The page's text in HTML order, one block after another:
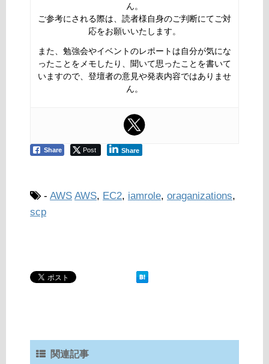
ん。
ご参考にされる際は、読者様自身のご判断にてご対
応をお願いいたします。
また、勉強会やイベントのレポートは自分が気にな
ったことをメモしたり、聞いて思ったことを書いて
いますので、登壇者の意見や発表内容ではありませ
ん。
Share Post Share
- AWS AWS, EC2, iamrole, oraganizations,
scp
関連記事